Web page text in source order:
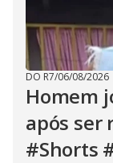
DO R7/06/08/2026
Homem
após ser
#Shorts